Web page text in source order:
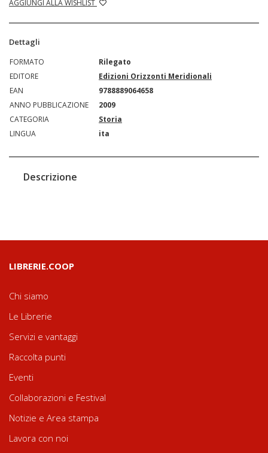
AGGIUNGI ALLA WISHLIST
Dettagli
FORMATO
Rilegato
EDITORE
Edizioni Orizzonti Meridionali
EAN
9788889064658
ANNO PUBBLICAZIONE
2009
CATEGORIA
Storia
LINGUA
ita
Descrizione
LIBRERIE.COOP
Chi siamo
Le Librerie
Servizi e vantaggi
Raccolta punti
Eventi
Collaborazioni e Festival
Notizie e Area stampa
Lavora con noi